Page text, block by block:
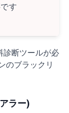
す
診断ツールが必
のブラックリ
ラー)